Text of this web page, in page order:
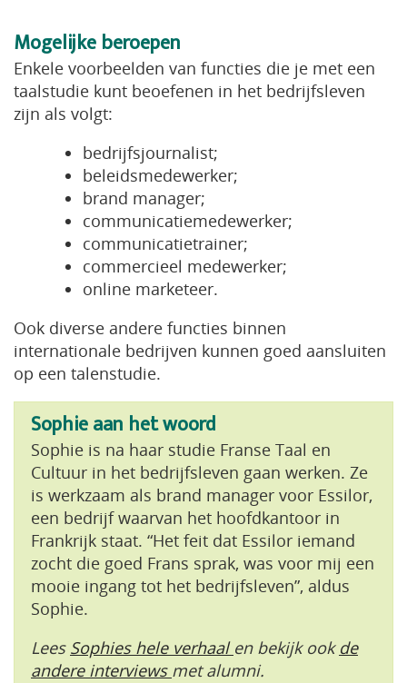
Mogelijke beroepen
Enkele voorbeelden van functies die je met een
taalstudie kunt beoefenen in het bedrijfsleven
zijn als volgt:
bedrijfsjournalist;
beleidsmedewerker;
brand manager;
communicatiemedewerker;
communicatietrainer;
commercieel medewerker;
online marketeer.
Ook diverse andere functies binnen
internationale bedrijven kunnen goed aansluiten
op een talenstudie.
Sophie aan het woord
Sophie is na haar studie Franse Taal en
Cultuur in het bedrijfsleven gaan werken. Ze
is werkzaam als brand manager voor Essilor,
een bedrijf waarvan het hoofdkantoor in
Frankrijk staat. “Het feit dat Essilor iemand
zocht die goed Frans sprak, was voor mij een
mooie ingang tot het bedrijfsleven”, aldus
Sophie.
Lees Sophies hele verhaal en bekijk ook de
andere interviews met alumni.